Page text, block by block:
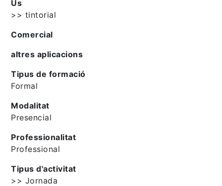
Ús
>> tintorial
Comercial
altres aplicacions
Tipus de formació
Formal
Modalitat
Presencial
Professionalitat
Professional
Tipus d'activitat
>> Jornada